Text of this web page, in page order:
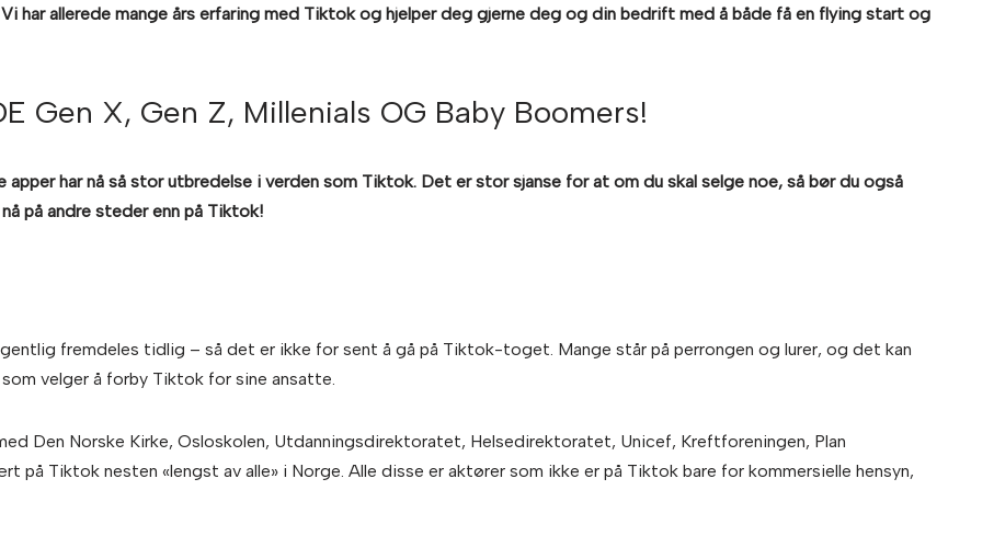
har allerede mange års erfaring med Tiktok og hjelper deg gjerne deg og din bedrift med å både få en flying start og
Gen X, Gen Z, Millenials OG Baby Boomers!
apper har nå så stor utbredelse i verden som Tiktok. Det er stor sjanse for at om du skal selge noe, så bør du også
på andre steder enn på Tiktok!
fremdeles tidlig – så det er ikke for sent å gå på Tiktok-toget. Mange står på perrongen og lurer, og det kan
velger å forby Tiktok for sine ansatte.
Den Norske Kirke, Osloskolen, Utdanningsdirektoratet, Helsedirektoratet, Unicef, Kreftforeningen, Plan
på Tiktok nesten «lengst av alle» i Norge. Alle disse er aktører som ikke er på Tiktok bare for kommersielle hensyn,